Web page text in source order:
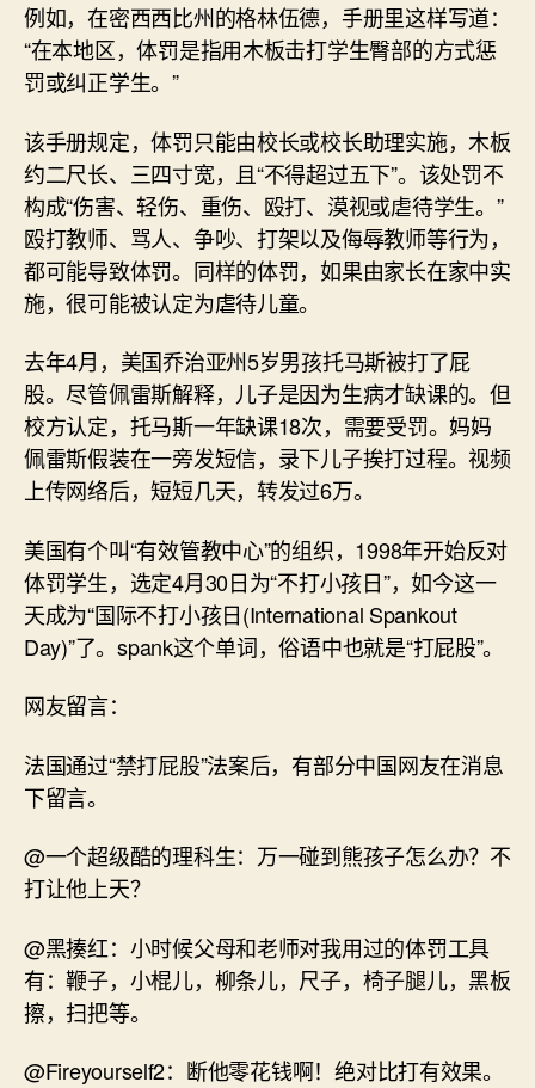
例如，在密西西比州的格林伍德，手册里这样写道：
“在本地区，体罚是指用木板击打学生臀部的方式惩
罚或纠正学生。”
该手册规定，体罚只能由校长或校长助理实施，木板
约二尺长、三四寸宽，且“不得超过五下”。该处罚不
构成“伤害、轻伤、重伤、殴打、漠视或虐待学生。”
殴打教师、骂人、争吵、打架以及侮辱教师等行为，
都可能导致体罚。同样的体罚，如果由家长在家中实
施，很可能被认定为虐待儿童。
去年4月，美国乔治亚州5岁男孩托马斯被打了屁
股。尽管佩雷斯解释，儿子是因为生病才缺课的。但
校方认定，托马斯一年缺课18次，需要受罚。妈妈
佩雷斯假装在一旁发短信，录下儿子挨打过程。视频
上传网络后，短短几天，转发过6万。
美国有个叫“有效管教中心”的组织，1998年开始反对
体罚学生，选定4月30日为“不打小孩日”，如今这一
天成为“国际不打小孩日(International Spankout
Day)”了。spank这个单词，俗语中也就是“打屁股”。
网友留言：
法国通过“禁打屁股”法案后，有部分中国网友在消息
下留言。
@一个超级酷的理科生：万一碰到熊孩子怎么办？不
打让他上天？
@黑揍红：小时候父母和老师对我用过的体罚工具
有：鞭子，小棍儿，柳条儿，尺子，椅子腿儿，黑板
擦，扫把等。
@Fireyourself2：断他零花钱啊！绝对比打有效果。